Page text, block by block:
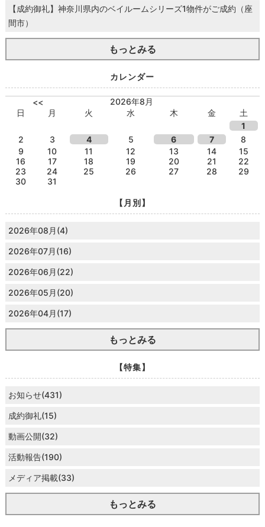
【成約御礼】神奈川県内のベイルームシリーズ1物件がご成約（座
間市）
もっとみる
カレンダー
<<
2026年8月
日
月 火 水 木 金
土
1
2
3 4 5 6 7
8
9
10 11 12 13 14
15
16
17 18 19 20 21
22
23
24 25 26 27 28
29
30
31
【月別】
2026年08月(4)
2026年07月(16)
2026年06月(22)
2026年05月(20)
2026年04月(17)
もっとみる
【特集】
お知らせ(431)
成約御礼(15)
動画公開(32)
活動報告(190)
メディア掲載(33)
もっとみる